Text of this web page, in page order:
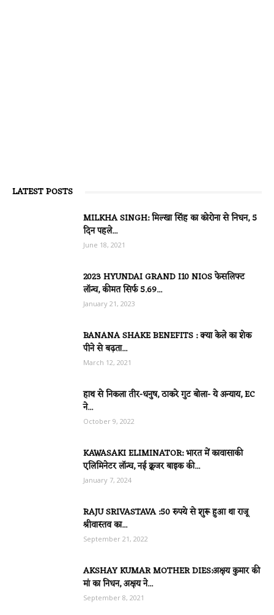
LATEST POSTS
MILKHA SINGH: मिल्खा सिंह का कोरोना से निधन, 5
दिन पहले...
June 18, 2021
2023 HYUNDAI GRAND I10 NIOS फेसलिफ्ट
लॉन्च, कीमत सिर्फ 5.69...
January 21, 2023
BANANA SHAKE BENEFITS : क्या केले का शेक
पीने से बढ़ता...
March 12, 2021
हाथ से निकला तीर-धनुष, ठाकरे गुट बोला- ये अन्याय, EC
ने...
October 9, 2022
KAWASAKI ELIMINATOR: भारत में कावासाकी
एलिमिनेटर लॉन्च, नई क्रूजर बाइक की...
January 7, 2024
RAJU SRIVASTAVA :50 रुपये से शुरू हुआ था राजू
श्रीवास्तव का...
September 21, 2022
AKSHAY KUMAR MOTHER DIES:अक्षय कुमार की
मां का निधन, अक्षय ने...
September 8, 2021